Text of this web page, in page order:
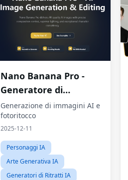
Nano Banana Pro -
Generatore di
immagini AI
Generazione di immagini AI e
fotoritocco
2025-12-11
Personaggi IA
Arte Generativa IA
Generatori di Ritratti IA